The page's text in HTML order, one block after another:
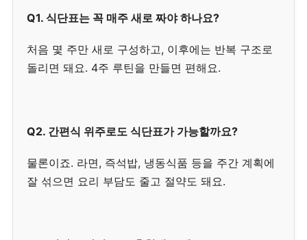
Q1. 식단표는 꼭 매주 새로 짜야 하나요?
처음 몇 주만 새로 구성하고, 이후에는 반복 구조로
돌리면 돼요. 4주 루틴을 만들면 편해요.
Q2. 간편식 위주로도 식단표가 가능할까요?
물론이죠. 라면, 즉석밥, 냉동식품 등을 주간 계획에
잘 섞으면 요리 부담도 줄고 절약도 돼요.